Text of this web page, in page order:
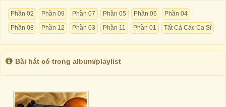
Phần 02 Phần 09 Phần 07 Phần 05 Phần 06
Phần 04
Phần 08
Phần 12 Phần 03 Phần 11 Phần 01 Tất Cả Các Ca Sĩ
Bài hát có trong album/playlist